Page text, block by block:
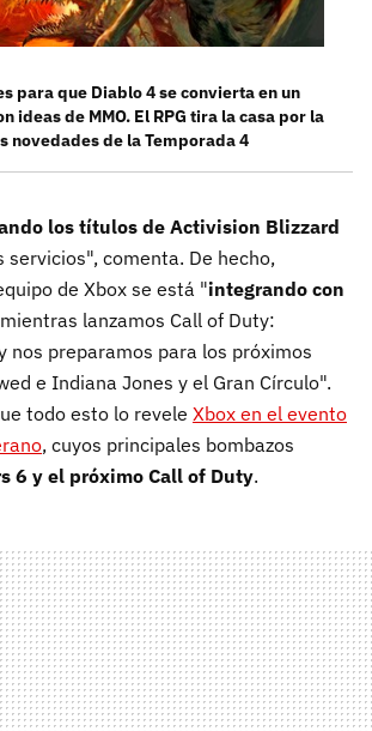
para que Diablo 4 se convierta en un
ideas de MMO. El RPG tira la casa por la
novedades de la Temporada 4
los títulos de Activision Blizzard
servicios", comenta. De hecho,
de Xbox se está "integrando con
lanzamos Call of Duty:
nos preparamos para los próximos
e Indiana Jones y el Gran Círculo".
todo esto lo revele Xbox en el evento
, cuyos principales bombazos
6 y el próximo Call of Duty.